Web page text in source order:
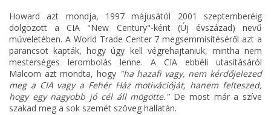
Howard azt mondja, 1997 májusától 2001 szeptemberéig
dolgozott a CIA "New Century"-ként (Új évszázad) nevű
műveletében. A World Trade Center 7 megsemmisítéséről azt a
parancsot kapták, hogy úgy kell végrehajtaniuk, mintha nem
mesterséges lerombolás lenne. A CIA ebbéli utasításáról
Malcom azt mondta, hogy "ha hazafi vagy, nem kérdőjelezed
meg a CIA vagy a Fehér Ház motivációját, hanem felteszed,
hogy egy nagyobb jó cél áll mögötte."De most már a szíve
szakad meg a sok szemét szöveg hallatán.